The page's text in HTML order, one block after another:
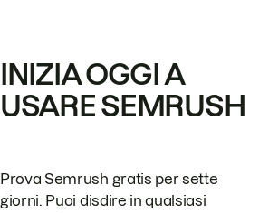
INIZIA OGGI A
USARE SEMRUSH
Prova Semrush gratis per sette
giorni. Puoi disdire in qualsiasi